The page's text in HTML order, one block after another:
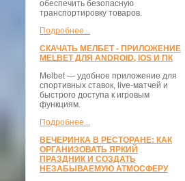
обеспечить безопасную
транспортировку товаров.
Подробнее...
СКАЧАТЬ МЕЛБЕТ - ПРИЛОЖЕНИЕ
MELBET ДЛЯ ANDROID, IOS И ПК
Melbet — удобное приложение для
спортивных ставок, live-матчей и
быстрого доступа к игровым
функциям.
Подробнее...
ВЕЧЕРИНКА В РЕСТОРАНЕ: КАК
ОРГАНИЗОВАТЬ ЯРКИЙ
ПРАЗДНИК И СОЗДАТЬ
НЕЗАБЫВАЕМУЮ АТМОСФЕРУ